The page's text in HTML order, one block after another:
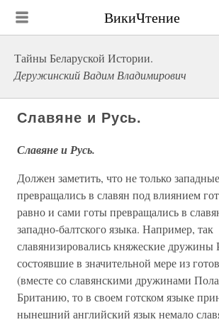
ВикиЧтение
Тайны Беларуской Истории.
Деружинский Вадим Владимирович
Славяне и Русь.
Славяне и Русь.
Должен заметить, что не только
превращались в славян под влиянием
равно и сами готы превращались в
западно-балтского языка. Например, так
славянизировались княжеские
состоявшие в значительной мере из
(вместе со славянскими дружинами
Британию, то в своем готском языке
нынешний английский язык немало